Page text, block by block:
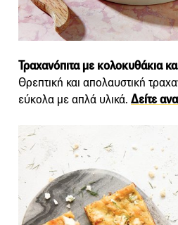
Τραχανόπιτα με κολοκυθάκια
Θρεπτική και απολαυστική
εύκολα με απλά υλικά. Δείτε